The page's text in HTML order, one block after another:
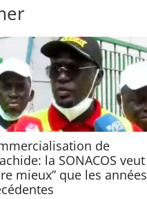
de
la SONACOS veut
mieux” que les années